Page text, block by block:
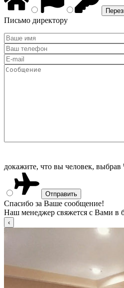
Письмо директору
докажите, что вы человек, выбрав
Спасибо за Ваше сообщение!
Наш менеджер свяжется с Вами в